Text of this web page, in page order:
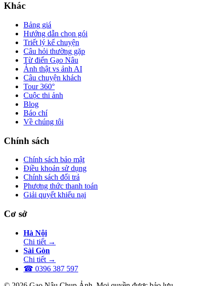
Khác
Bảng giá
Hướng dẫn chọn gói
Triết lý kể chuyện
Câu hỏi thường gặp
Từ điển Gạo Nâu
Ảnh thật vs ảnh AI
Câu chuyện khách
Tour 360°
Cuộc thi ảnh
Blog
Báo chí
Về chúng tôi
Chính sách
Chính sách bảo mật
Điều khoản sử dụng
Chính sách đổi trả
Phương thức thanh toán
Giải quyết khiếu nại
Cơ sở
Hà Nội
Chi tiết →
Sài Gòn
Chi tiết →
☎ 0396 387 597